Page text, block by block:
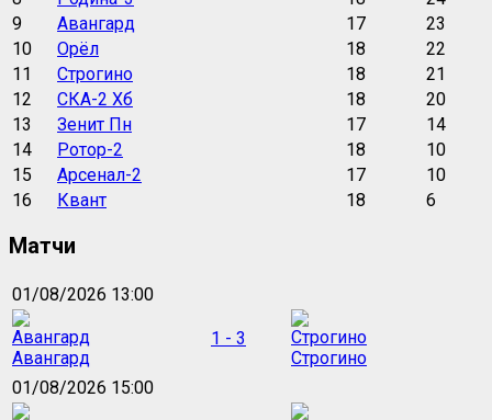
9
Авангард 17
23
10
Орёл 18
22
11
Строгино 18
21
12
СКА-2 Хб 18
20
13
Зенит Пн 17
14
14
Ротор-2 18
10
15
Арсенал-2 17
10
16
Квант 18 6
Матчи
01/08/2026 13:00
Авангард
1 - 3
Строгино
01/08/2026 15:00